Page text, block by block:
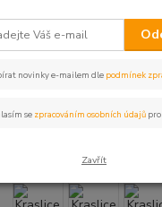
novinky e-mailem dle podmínek
se zpracováním osobních údajů
Zavřít